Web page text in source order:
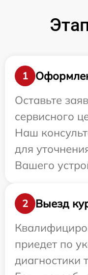
1
Оставьте
сервисного
Наш
для
Вашего
2
Выезд
приедет по
диагностики